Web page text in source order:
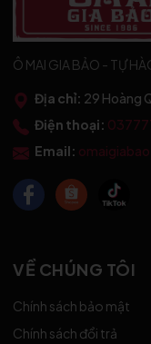
Ô MAI GIA BẢO - TỰ
Địa chỉ: 29 Hoàng
Điện thoại:
Email:
VỀ CHÚNG TÔI
Chính sách bảo mật
Chính sách đổi trả